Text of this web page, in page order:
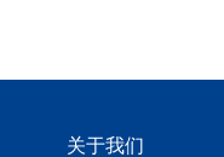
关于我们